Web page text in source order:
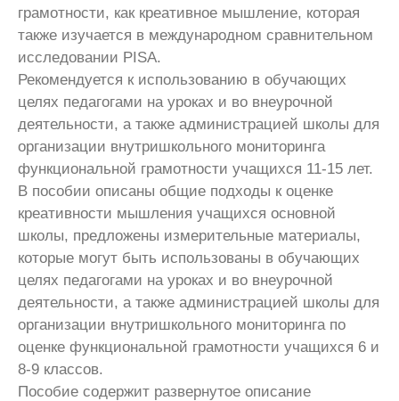
грамотности, как креативное мышление, которая
также изучается в международном сравнительном
исследовании PISA.
Рекомендуется к использованию в обучающих
целях педагогами на уроках и во внеурочной
деятельности, а также администрацией школы для
организации внутришкольного мониторинга
функциональной грамотности учащихся 11-15 лет.
В пособии описаны общие подходы к оценке
креативности мышления учащихся основной
школы, предложены измерительные материалы,
которые могут быть использованы в обучающих
целях педагогами на уроках и во внеурочной
деятельности, а также администрацией школы для
организации внутришкольного мониторинга по
оценке функциональной грамотности учащихся 6 и
8-9 классов.
Пособие содержит развернутое описание